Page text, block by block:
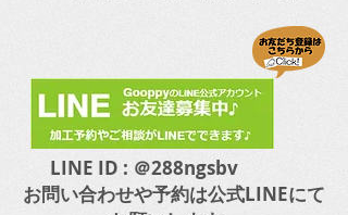
LINE ID : ＠288ngsbv
​お問い合わせや予約は公式LINEにて